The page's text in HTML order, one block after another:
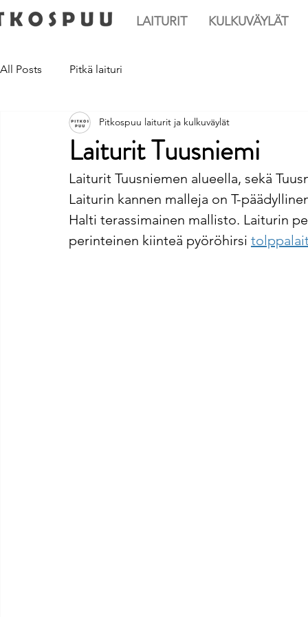
LAITURIT KULKUVÄYLÄT
All Posts Pitkä laituri
Laiturit Tuusniemi
Pitkospuu laiturit ja kulkuväylät
Laiturit Tuusniemen alueella, sekä
Laiturin kannen malleja on T-
Halti terassimainen mallisto. Laiturin
perinteinen kiinteä pyöröhirsi